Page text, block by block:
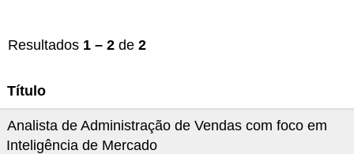
Resultados 1 – 2 de 2
Título
Analista de Administração de Vendas com foco em
Inteligência de Mercado